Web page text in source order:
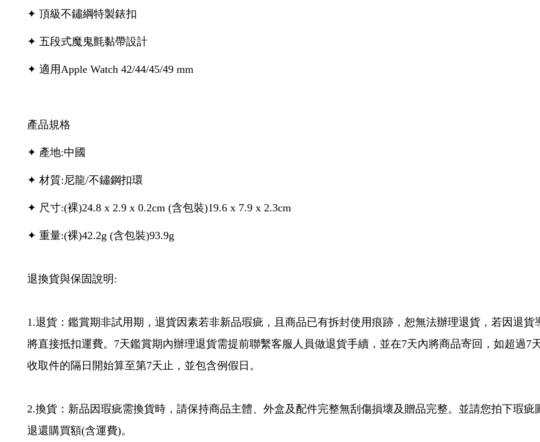
✦ 頂級不鏽綱特製錶扣
✦ 五段式魔鬼氈黏帶設計
✦ 適用Apple Watch 42/44/45/49 mm
產品規格
✦ 產地:中國
✦ 材質:尼龍/不鏽鋼扣環
✦ 尺寸:(裸)24.8 x 2.9 x 0.2cm (含包裝)19.6 x 7.9 x 2.3cm
✦ 重量:(裸)42.2g (含包裝)93.9g
退換貨與保固說明:
1.退貨：鑑賞期非試用期，退貨因素若非新品瑕疵，且商品已有拆封使用痕跡，恕無法辦理退貨，若因退
將直接抵扣運費。7天鑑賞期內辦理退貨需提前聯繫客服人員做退貨手續，並在7天內將商品寄回，如超過7
收取件的隔日開始算至第7天止，並包含例假日。
2.換貨：新品因瑕疵需換貨時，請保持商品主體、外盒及配件完整無刮傷損壞及贈品完整。並請您拍下瑕
退還購買額(含運費)。